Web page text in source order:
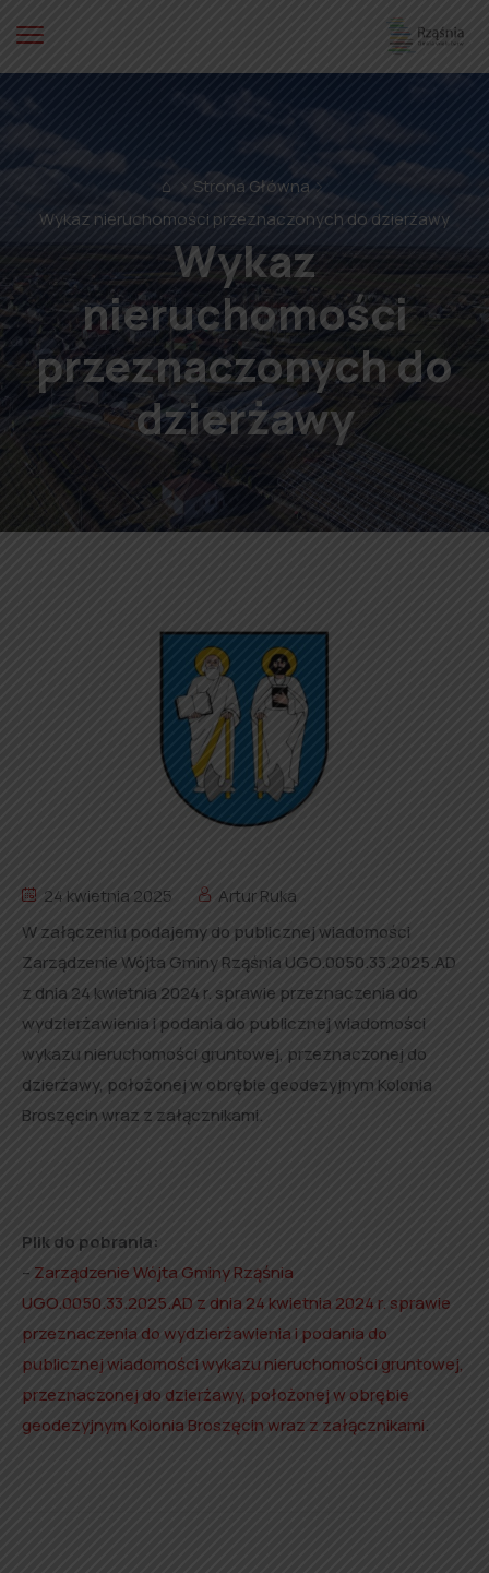
⌂
Strona Główna
Wykaz nieruchomości przeznaczonych do dzierżawy
Wykaz
nieruchomości
przeznaczonych do
dzierżawy
24 kwietnia 2025
Artur Ruka
W załączeniu podajemy do publicznej wiadomości
Zarządzenie Wójta Gminy Rząśnia UGO.0050.33.2025.AD
z dnia 24 kwietnia 2024 r. sprawie przeznaczenia do
wydzierżawienia i podania do publicznej wiadomości
wykazu nieruchomości gruntowej, przeznaczonej do
dzierżawy, położonej w obrębie geodezyjnym Kolonia
Broszęcin wraz z załącznikami.
Plik do pobrania:
– Zarządzenie Wójta Gminy Rząśnia
UGO.0050.33.2025.AD z dnia 24 kwietnia 2024 r. sprawie
przeznaczenia do wydzierżawienia i podania do
publicznej wiadomości wykazu nieruchomości gruntowej,
przeznaczonej do dzierżawy, położonej w obrębie
geodezyjnym Kolonia Broszęcin wraz z załącznikami.